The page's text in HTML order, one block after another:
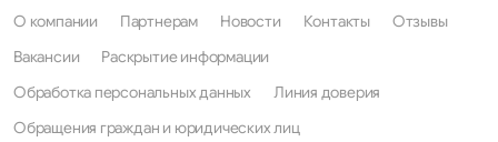
О компании Партнерам Новости Контакты
Отзывы
Вакансии
Раскрытие информации
Обработка персональных данных
Линия доверия
Обращения граждан и юридических лиц